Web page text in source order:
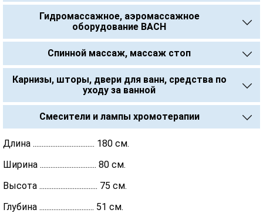
Гидромассажное, аэромассажное
оборудование BACH
Спинной массаж, массаж стоп
Карнизы, шторы, двери для ванн, средства по
уходу за ванной
Смесители и лампы хромотерапии
Длина ................................... 180 см.
Ширина ................................ 80 см.
Высота ................................. 75 см.
Глубина ............................... 51 см.